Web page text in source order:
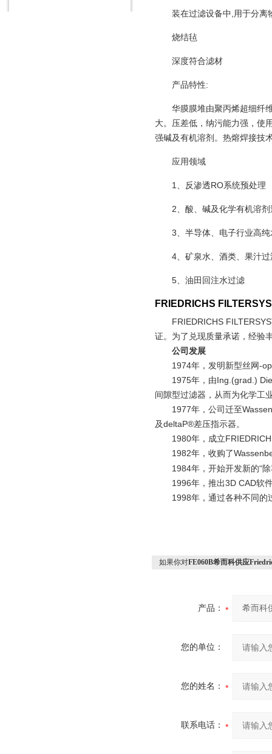
装在过滤设备中,用于分离
烧结毡
深度符合滤材
产品特性:
华膜膜堆由聚丙烯超细纤
大。压差低，纳污能力强，使
强碱及有机溶剂。热熔焊接技
应用领域
1、反渗透RO系统预处理
2、酸、碱及化学有机溶
3、半导体、电子行业高
4、矿泉水、酒类、果汁过
5、油田回注水过滤
FRIEDRICHS
FRIEDRICHS
证。为了兑现质量承诺，经验
公司发展
1974年，发明新型丝网-
1975年，由Ing.(grad.)
间隙型过滤器，从而为化学工
1977年，公司迁至
及deltaP®差压指示器。
1980年，成立
1982年，收购了
1984年，开始开发新的“
1996年，推出3D CAD软
1998年，通过各种不同的
如果你对FE060B希而科供应
产品：
您的单位：
您的姓名：
联系电话：